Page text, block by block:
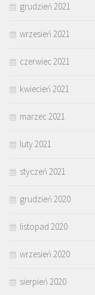
grudzień 2021
wrzesień 2021
czerwiec 2021
kwiecień 2021
marzec 2021
luty 2021
styczeń 2021
grudzień 2020
listopad 2020
wrzesień 2020
sierpień 2020